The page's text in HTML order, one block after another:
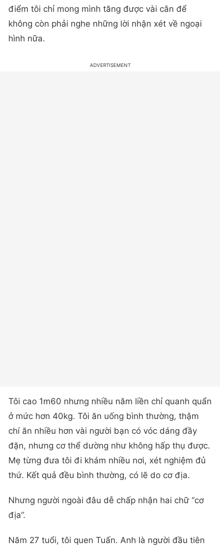
điểm tôi chỉ mong mình tăng được vài cân để
không còn phải nghe những lời nhận xét về ngoại
hình nữa.
Tôi cao 1m60 nhưng nhiều năm liền chỉ quanh quẩn
ở mức hơn 40kg. Tôi ăn uống bình thường, thậm
chí ăn nhiều hơn vài người bạn có vóc dáng đầy
đặn, nhưng cơ thể dường như không hấp thụ được.
Mẹ từng đưa tôi đi khám nhiều nơi, xét nghiệm đủ
thứ. Kết quả đều bình thường, có lẽ do cơ địa.
Nhưng người ngoài đâu dễ chấp nhận hai chữ “cơ
địa”.
Năm 27 tuổi, tôi quen Tuấn. Anh là người đầu tiên